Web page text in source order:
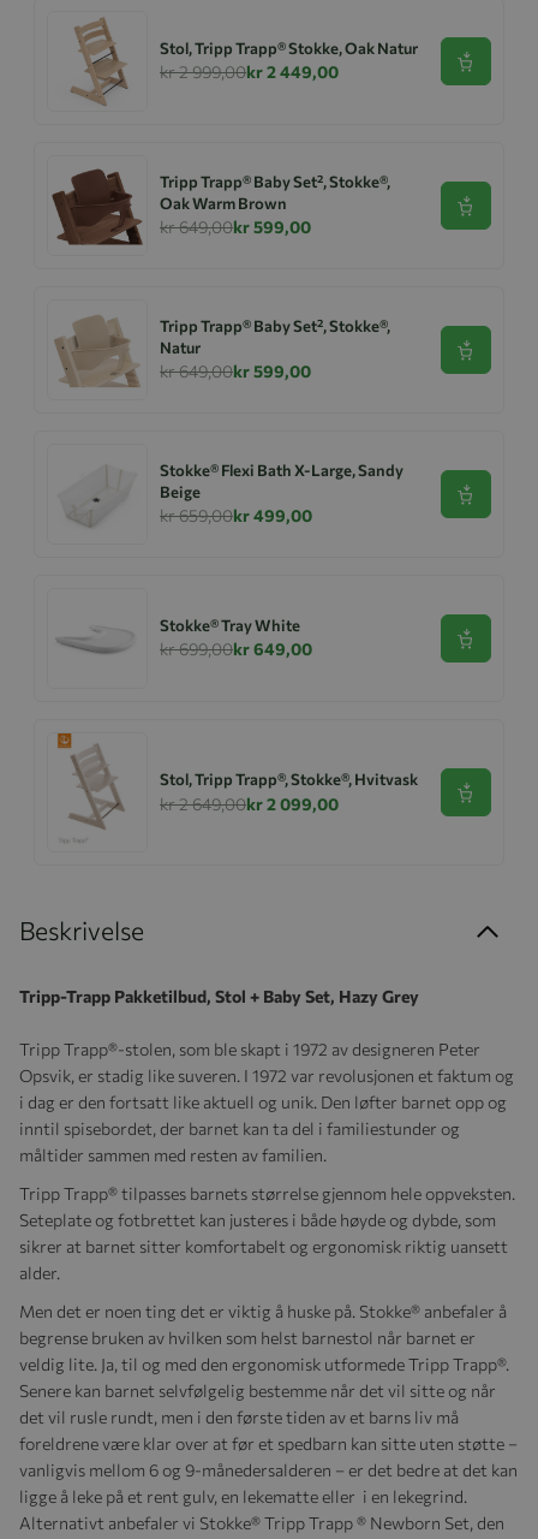
Stol, Tripp Trapp® Stokke, Oak Natur
kr 2 999,00kr 2 449,00 Se
Tripp Trapp® Baby Set², Stokke®,
Oak Warm Brown
kr 649,00kr 599,00
Se
Tripp Trapp® Baby Set², Stokke®,
Natur
kr 649,00kr 599,00
Se
Stokke® Flexi Bath X-Large, Sandy
Beige
kr 659,00kr 499,00
Se
Stokke® Tray White
kr 699,00kr 649,00 Se
Stol, Tripp Trapp®, Stokke®, Hvitvask
kr 2 649,00kr 2 099,00 Se
Beskrivelse
Tripp-Trapp Pakketilbud, Stol + Baby Set, Hazy Grey
Tripp Trapp®-stolen, som ble skapt i 1972 av designeren Peter
Opsvik, er stadig like suveren. I 1972 var revolusjonen et faktum og
i dag er den fortsatt like aktuell og unik. Den løfter barnet opp og
inntil spisebordet, der barnet kan ta del i familiestunder og
måltider sammen med resten av familien.
Tripp Trapp® tilpasses barnets størrelse gjennom hele oppveksten.
Seteplate og fotbrettet kan justeres i både høyde og dybde, som
sikrer at barnet sitter komfortabelt og ergonomisk riktig uansett
alder.
Men det er noen ting det er viktig å huske på. Stokke® anbefaler å
begrense bruken av hvilken som helst barnestol når barnet er
veldig lite. Ja, til og med den ergonomisk utformede Tripp Trapp®.
Senere kan barnet selvfølgelig bestemme når det vil sitte og når
det vil rusle rundt, men i den første tiden av et barns liv må
foreldrene være klar over at før et spedbarn kan sitte uten støtte –
vanligvis mellom 6 og 9-månedersalderen – er det bedre at det kan
ligge å leke på et rent gulv, en lekematte eller i en lekegrind.
Alternativt anbefaler vi Stokke® Tripp Trapp ® Newborn Set, den